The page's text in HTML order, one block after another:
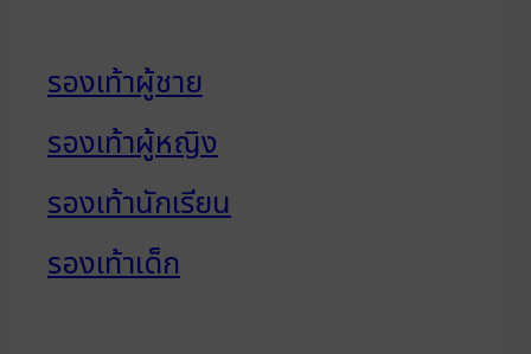
รองเท้าผู้ชาย
รองเท้าผู้หญิง
รองเท้านักเรียน
รองเท้าเด็ก